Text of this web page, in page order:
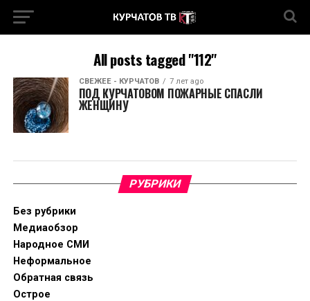
All posts tagged "112"
СВЕЖЕЕ - КУРЧАТОВ 7 лет ago
ПОД КУРЧАТОВОМ ПОЖАРНЫЕ СПАСЛИ
ЖЕНЩИНУ
РУБРИКИ
Без рубрики
Медиаобзор
Народное СМИ
Неформальное
Обратная связь
Острое